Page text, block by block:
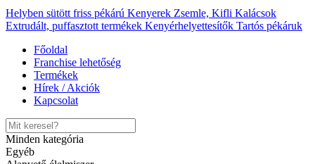
Helyben sütött friss pékárú Kenyerek Zsemle, Kifli Kalácsok
Extrudált, puffasztott termékek Kenyérhelyettesítők Tartós pékáruk
Főoldal
Franchise lehetőség
Termékek
Hírek / Akciók
Kapcsolat
Minden kategória
Egyéb
Kívánságlistára
Univer gulyáskrém csemege 70g
Category:Alapvető élelmiszer
dresszingek
Ft299.00
Tovább
Kívánságlistára
Gyors megtekintés